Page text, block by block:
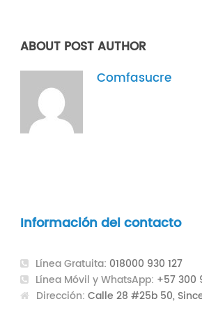
ABOUT POST AUTHOR
Comfasucre
Información del contacto
Línea Gratuita: 018000 930 127
Línea Móvil y WhatsApp: +57 300
Dirección: Calle 28 #25b 50,